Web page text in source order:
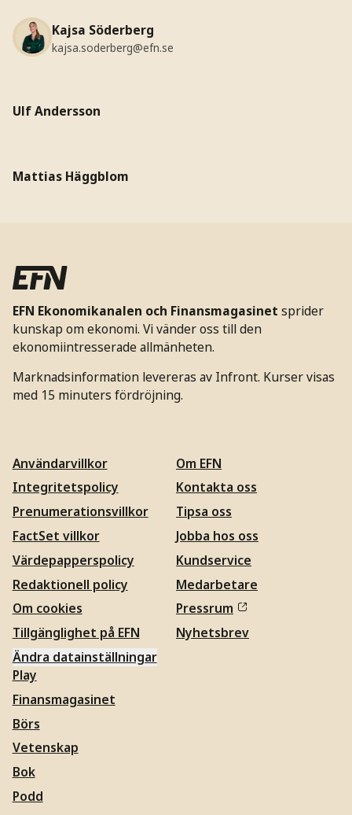
Kajsa Söderberg
kajsa.soderberg@efn.se
Ulf Andersson
Mattias Häggblom
EFN Ekonomikanalen och Finansmagasinet sprider
kunskap om ekonomi. Vi vänder oss till den
ekonomiintresserade allmänheten.
Marknadsinformation levereras av Infront. Kurser visas
med 15 minuters fördröjning.
Användarvillkor
Integritetspolicy
Prenumerationsvillkor
FactSet villkor
Värdepapperspolicy
Redaktionell policy
Om cookies
Tillgänglighet på EFN
Ändra datainställningar
Om EFN
Kontakta oss
Tipsa oss
Jobba hos oss
Kundservice
Medarbetare
Pressrum
Nyhetsbrev
Play
Finansmagasinet
Börs
Vetenskap
Bok
Podd